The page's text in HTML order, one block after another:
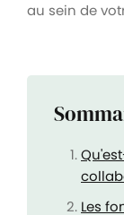
au sein de
Les